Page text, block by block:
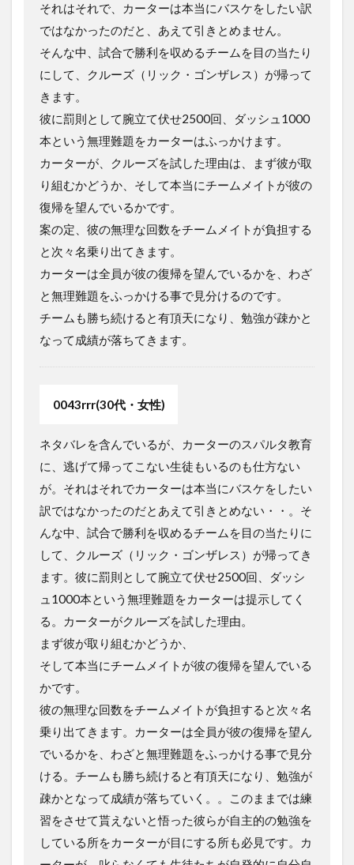
それはそれで、カーターは本当にバスケをしたい訳
ではなかったのだと、あえて引きとめません。
そんな中、試合で勝利を収めるチームを目の当たり
にして、クルーズ（リック・ゴンザレス）が帰って
きます。
彼に罰則として腕立て伏せ2500回、ダッシュ1000
本という無理難題をカーターはふっかけます。
カーターが、クルーズを試した理由は、まず彼が取
り組むかどうか、そして本当にチームメイトが彼の
復帰を望んでいるかです。
案の定、彼の無理な回数をチームメイトが負担する
と次々名乗り出てきます。
カーターは全員が彼の復帰を望んでいるかを、わざ
と無理難題をふっかける事で見分けるのです。
チームも勝ち続けると有頂天になり、勉強が疎かと
なって成績が落ちてきます。
0043rrr(30代・女性)
ネタバレを含んでいるが、カーターのスパルタ教育
に、逃げて帰ってこない生徒もいるのも仕方ない
が。それはそれでカーターは本当にバスケをしたい
訳ではなかったのだとあえて引きとめない・・。そ
んな中、試合で勝利を収めるチームを目の当たりに
して、クルーズ（リック・ゴンザレス）が帰ってき
ます。彼に罰則として腕立て伏せ2500回、ダッシ
ュ1000本という無理難題をカーターは提示してく
る。カーターがクルーズを試した理由。
まず彼が取り組むかどうか、
そして本当にチームメイトが彼の復帰を望んでいる
かです。
彼の無理な回数をチームメイトが負担すると次々名
乗り出てきます。カーターは全員が彼の復帰を望ん
でいるかを、わざと無理難題をふっかける事で見分
ける。チームも勝ち続けると有頂天になり、勉強が
疎かとなって成績が落ちていく。。このままでは練
習をさせて貰えないと悟った彼らが自主的の勉強を
している所をカーターが目にする所も必見です。カ